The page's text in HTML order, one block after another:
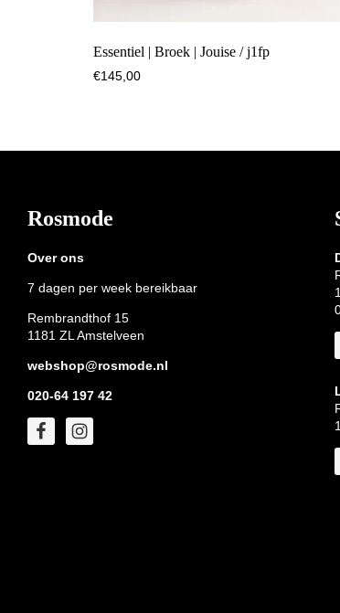
Essentiel | Broek | Jouise / j1fp
€145,00
Footer
Rosmode
Over ons
7 dagen per week bereikbaar
Rembrandthof 15
1181 ZL Amstelveen
webshop@rosmode.nl
020-64 197 42